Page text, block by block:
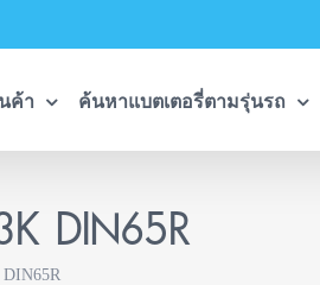
ค้า ค้นหาแบตเตอรี่ตามรุ่นรถ
DIN65R